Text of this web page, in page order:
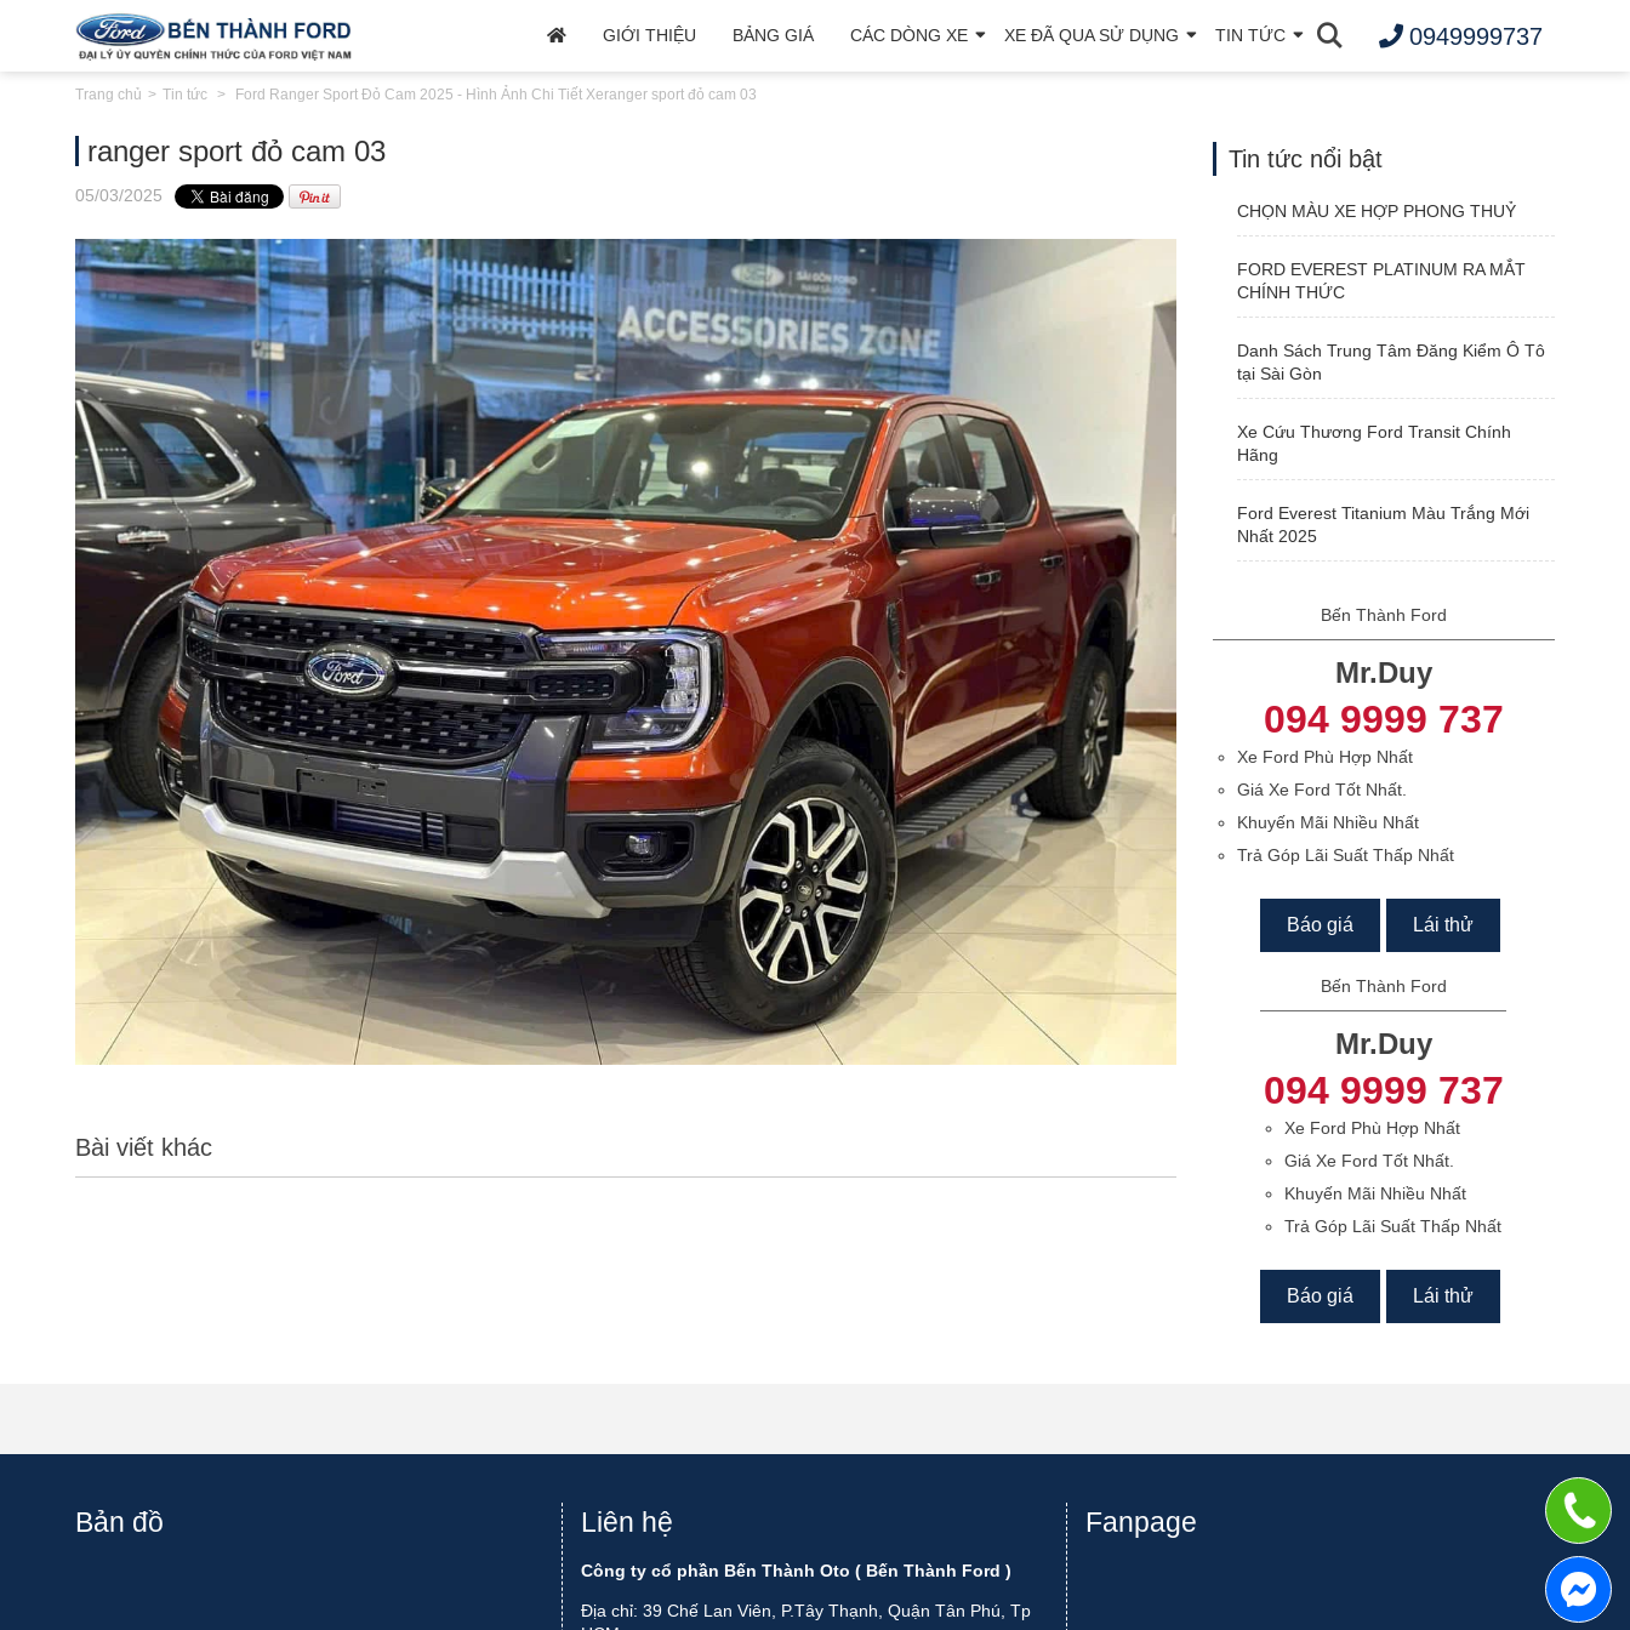
GIỚI THIỆU BẢNG GIÁ CÁC DÒNG XE XE ĐÃ QUA SỬ DỤNG TIN TỨC 0949999737
Trang chủ Tin tức Ford Ranger Sport Đỏ Cam 2025 - Hình Ảnh Chi Tiết Xeranger sport đỏ cam 03
ranger sport đỏ cam 03
05/03/2025
Bài viết khác
Tin tức nổi bật
CHỌN MÀU XE HỢP PHONG THUỶ
FORD EVEREST PLATINUM RA MẮT
CHÍNH THỨC
Danh Sách Trung Tâm Đăng Kiểm Ô Tô
tại Sài Gòn
Xe Cứu Thương Ford Transit Chính
Hãng
Ford Everest Titanium Màu Trắng Mới
Nhất 2025
Bến Thành Ford
Mr.Duy
094 9999 737
Xe Ford Phù Hợp Nhất
Giá Xe Ford Tốt Nhất.
Khuyến Mãi Nhiều Nhất
Trả Góp Lãi Suất Thấp Nhất
Báo giá Lái thử
Bến Thành Ford
Mr.Duy
094 9999 737
Xe Ford Phù Hợp Nhất
Giá Xe Ford Tốt Nhất.
Khuyến Mãi Nhiều Nhất
Trả Góp Lãi Suất Thấp Nhất
Báo giá Lái thử
Bản đồ Liên hệ
Công ty cổ phần Bến Thành Oto ( Bến Thành Ford )
Địa chỉ: 39 Chế Lan Viên, P.Tây Thạnh, Quận Tân Phú, Tp
Fanpage